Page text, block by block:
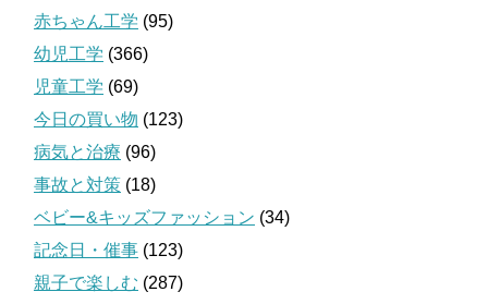
赤ちゃん工学 (95)
幼児工学 (366)
児童工学 (69)
今日の買い物 (123)
病気と治療 (96)
事故と対策 (18)
ベビー&キッズファッション (34)
記念日・催事 (123)
親子で楽しむ (287)